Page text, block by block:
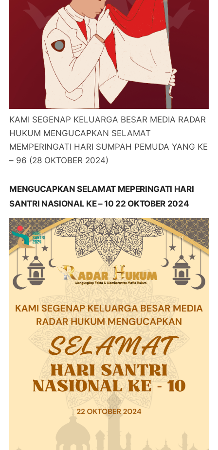
KAMI SEGENAP KELUARGA BESAR MEDIA RADAR
HUKUM MENGUCAPKAN SELAMAT
MEMPERINGATI HARI SUMPAH PEMUDA YANG KE
– 96 (28 OKTOBER 2024)
MENGUCAPKAN SELAMAT MEPERINGATI HARI
SANTRI NASIONAL KE – 10 22 OKTOBER 2024